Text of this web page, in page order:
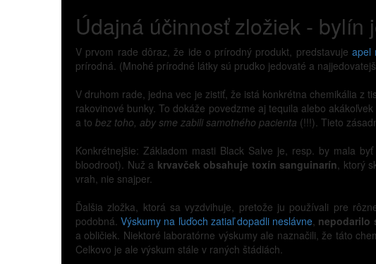
Údajná účinnosť zložiek - bylín
V prvom rade dôraz, že ide o prírodný produkt, predstavujeapel
prírodná. (Mnohé prírodné látky sú prudko jedovaté a
V druhom rade, jedna vec je zistiť, že istá konkrétna chemikália z
rakovinové bunky. To dokáže povedzme aj tequila alebo
a to bez toho, aby sme zabili samotného pacienta (!!!). Tieto
Konkrétnejšie: Základom masti Black Salve je, resp. by mala
bloodroot). Nuž a krvavček obsahuje toxín sanguinarín, ktorý
vrah, nie snajper.
Ďalšia zložka, ktorá sa vyzdvihuje, pretože ju používali pre
podobná.Výskumy na ľuďoch zatiaľ dopadli neslávne, nepodarilo
a obličiek. Niektoré laboratórne výskumy ale naznačili, že táto
Celkovo je ale výskum stále v raných štádiách.